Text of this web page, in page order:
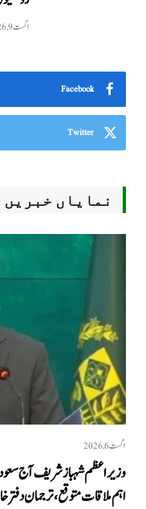
اگست 9, 2026
Facebook
Twitter
نمایاں خبریں
اگست 6, 2026
وزیراعظم شہباز شریف آج
اہم ملاقات متوقع، ترجمان دفتر